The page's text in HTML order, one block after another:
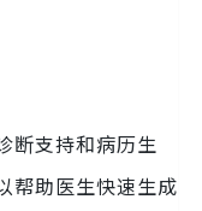
断支持和病历生
帮助医生快速生成